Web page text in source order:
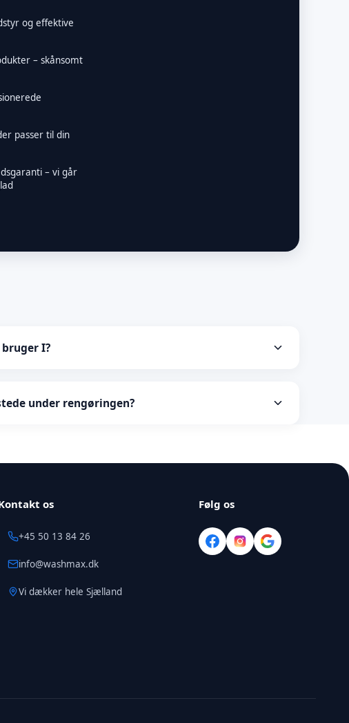
og effektive
– skånsomt
passer til din
– vi går
I?
under rengøringen?
os
+45 50 13 84 26
info@washmax.dk
Vi dækker hele Sjælland
Følg os